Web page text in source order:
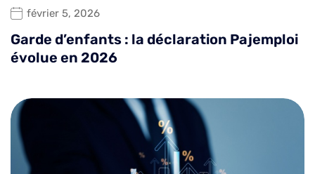
février 5, 2026
Garde d’enfants : la déclaration Pajemploi
évolue en 2026